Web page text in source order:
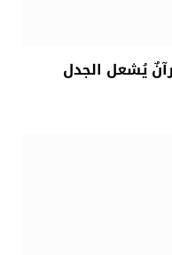
يُشعل الجدل